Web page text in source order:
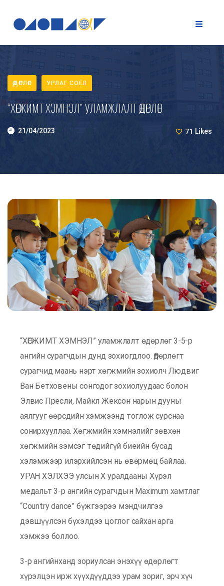
ӨДӨРЛӨГ УРЛАГ СОЁЛ
“ХӨГЖИМТ ХЭМНЭЛ” УЛАМЖЛАЛТ ӨДӨРЛӨГ
21/04/2023 71 Likes
“ХӨГЖИМТ ХЭМНЭЛ” уламжлалт өдөрлөг 3-5-р
ангийн сурагчдын дунд зохиогдлоо. Өдөрлөгт
сурагчид маань нэрт хөгжмийн зохиолч Людвиг
Ван Бетховены сонгодог зохиолуудаас болон
Элвис Пресли, Майкл Жексон нарын дууны
аялгууг өөрсдийн хэмжээнд тоглож сурснаа
сонирхууллаа. Хөгжмийн хэмнэлийг зөвхөн
хөгжмийн зэмсэг төдийгүй биеийн бусад
хэлэмжээр илэрхийлсэн нь өвөрмөц байлаа.
УРАН ХЭЛХЭЭ улсын X уралдааны Хүрэл
медальт 3-р ангийн сурагчдын Maximum хамтлаг
“Country dance” бүжгээрээ мэндчилгээ
дэвшүүлсэн бүхэлдээ цоглог сайхан арга
хэмжээ боллоо.
3-р ангийнханд зориулсан энэхүү өдөрлөгт
хүрэлцэн ирж хүүхдүүддээ урам зориг, эрч хүч